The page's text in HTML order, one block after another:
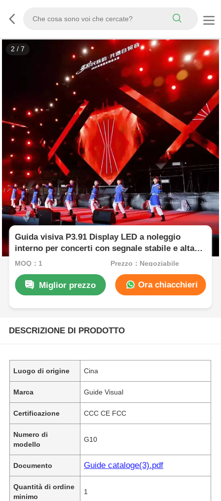
2 / 7
Guida visiva P3.91 Display LED a noleggio
interno per concerti con segnale stabile e alta
frequenza di aggiornamento
MOQ：1 Prezzo：Negoziabile
Miglior prezzo Ora chiacchieri
DESCRIZIONE DI PRODOTTO
Luogo di origine Cina
Marca Guide Visual
Certificazione CCC CE FCC
Numero di
modello
G10
Documento Guide cataloge(3).pdf
Quantità di ordine
minimo
1